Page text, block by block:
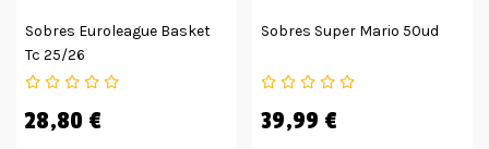
Sobres Euroleague Basket
Tc 25/26
28,80 €
Sobres Super Mario 50ud
39,99 €